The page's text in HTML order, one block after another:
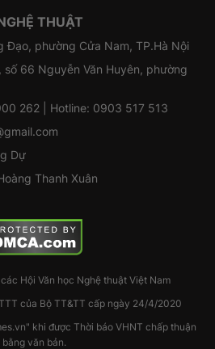
THUẬT
Đạo, phường Cửa Nam, TP.Hà Nội
số 66 Nguyễn Văn Huyên, phường
262 | Hotline: 0903 517 513
Dự
Thanh Xuân
Hội Văn học Nghệ thuật Việt Nam
của Bộ TT&TT cấp ngày 24/4/2020
khi được Thời báo VHNT chấp thuận
bằng văn bản.